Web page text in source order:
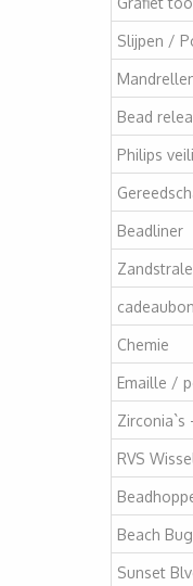
Slijpen /
Bead
Philips
Beadliner
cadeaubon
Chemie
Emaille /
Zirconia`s
RVS
Beach
Sunset